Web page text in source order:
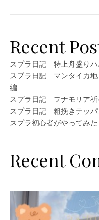
Recent
スプラ日記 特上舟盛りハ
スプラ日記 マンタイカ
編
スプラ日記 フナモリア祈
スプラ日記 粗挽きテッパ
スプラ初心者がやってみ
Recent